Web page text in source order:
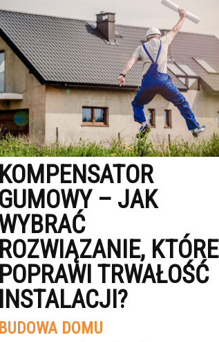
KOMPENSATOR
GUMOWY – JAK
ROZWIĄZANIE, KTÓRE
POPRAWI TRWAŁOŚĆ
INSTALACJI?
BUDOWA DOMU